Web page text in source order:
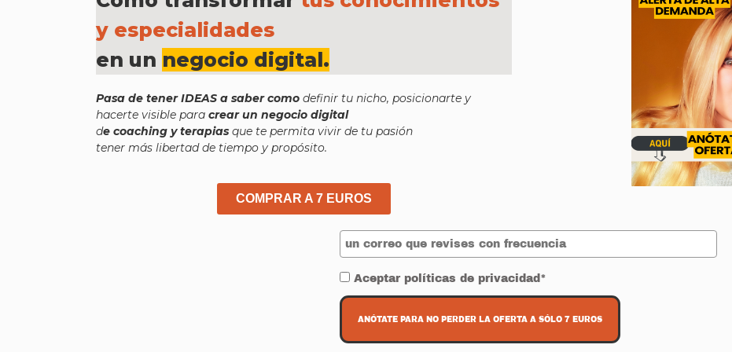
y especialidades
en un negocio digital.
Pasa de tener IDEAS a saber como definir tu nicho, posicionarte y
hacerte visible para crear un negocio digital
de coaching y terapias que te permita vivir de tu pasión
tener más libertad de tiempo y propósito.
COMPRAR A 7 EUROS
Aceptar políticas de privacidad*
ANÓTATE PARA NO PERDER LA OFERTA A SÓLO 7 EUROS